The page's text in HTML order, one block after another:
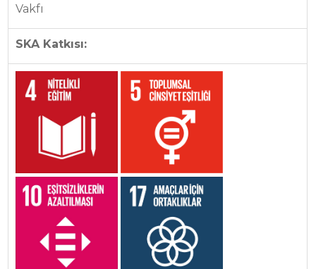
Vakfı
SKA Katkısı: